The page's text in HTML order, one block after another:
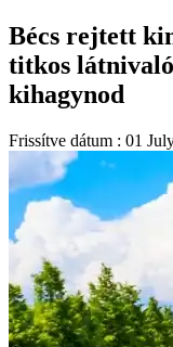
Bécs rejtett
titkos
kihagynod
Frissítve dátum : 01